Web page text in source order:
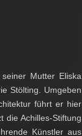
Mutter Eliska
Stölting. Umgeben
führt er hier
die Achilles-Stiftung
Künstler aus